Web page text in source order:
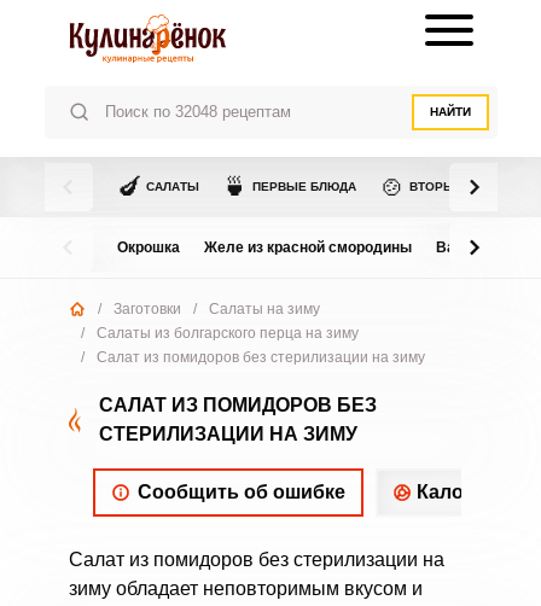
НАЙТИ
🍆 САЛАТЫ 🍵 ПЕРВЫЕ БЛЮДА 🍲 ВТОРЫЕ БЛЮДА
Окрошка Желе из красной смородины Варенье из
/ Заготовки /
Салаты на зиму
/
Салаты из болгарского перца на зиму
/
Салат из помидоров без стерилизации на зиму
САЛАТ ИЗ ПОМИДОРОВ БЕЗ
СТЕРИЛИЗАЦИИ НА ЗИМУ
Сообщить об ошибке
Салат из помидоров без стерилизации на
зиму обладает неповторимым вкусом и